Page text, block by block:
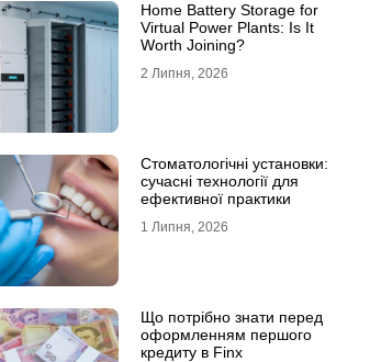
Home Battery Storage for
Virtual Power Plants: Is It
Worth Joining?
2 Липня, 2026
Стоматологічні установки:
сучасні технології для
ефективної практики
1 Липня, 2026
Що потрібно знати перед
оформленням першого
кредиту в Finx